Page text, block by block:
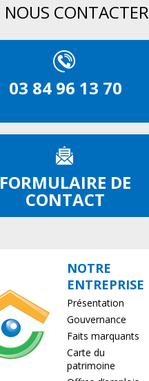
NOUS CONTACTER
03 84 96 13 70
FORMULAIRE DE
CONTACT
NOTRE
ENTREPRISE
Présentation
Gouvernance
Faits marquants
Carte du
patrimoine